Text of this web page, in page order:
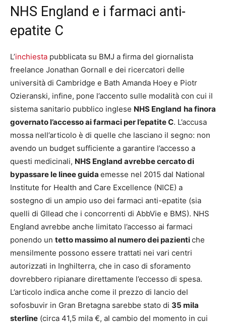
NHS England e i farmaci anti-
epatite C
L’inchiesta pubblicata su BMJ a firma del giornalista
freelance Jonathan Gornall e dei ricercatori delle
università di Cambridge e Bath Amanda Hoey e Piotr
Ozieranski, infine, pone l’accento sulle modalità con cui il
sistema sanitario pubblico inglese NHS England ha finora
governato l’accesso ai farmaci per l’epatite C. L’accusa
mossa nell’articolo è di quelle che lasciano il segno: non
avendo un budget sufficiente a garantire l’accesso a
questi medicinali, NHS England avrebbe cercato di
bypassare le linee guida emesse nel 2015 dal National
Institute for Health and Care Excellence (NICE) a
sostegno di un ampio uso dei farmaci anti-epatite (sia
quelli di GIlead che i concorrenti di AbbVie e BMS). NHS
England avrebbe anche limitato l’accesso ai farmaci
ponendo un tetto massimo al numero dei pazientiche
mensilmente possono essere trattati nei vari centri
autorizzati in Inghilterra, che in caso di sforamento
dovrebbero ripianare direttamente l’eccesso di spesa.
L’articolo indica anche come il prezzo di lancio del
sofosbuvir in Gran Bretagna sarebbe stato di 35 mila
sterline (circa 41,5 mila €, al cambio del momento in cui